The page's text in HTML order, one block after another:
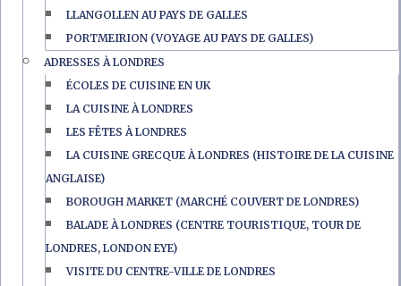
LLANGOLLEN AU PAYS DE GALLES
PORTMEIRION (VOYAGE AU PAYS DE GALLES)
ADRESSES À LONDRES
ÉCOLES DE CUISINE EN UK
LA CUISINE À LONDRES
LES FÊTES À LONDRES
LA CUISINE GRECQUE À LONDRES (HISTOIRE DE LA CUISINE
ANGLAISE)
BOROUGH MARKET (MARCHÉ COUVERT DE LONDRES)
BALADE À LONDRES (CENTRE TOURISTIQUE, TOUR DE
LONDRES, LONDON EYE)
VISITE DU CENTRE-VILLE DE LONDRES